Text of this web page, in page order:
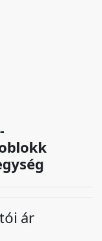
ár